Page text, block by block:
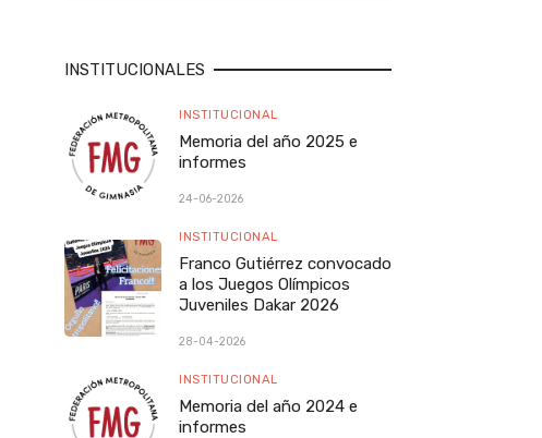
INSTITUCIONALES
INSTITUCIONAL
Memoria del año 2025 e
informes
24-06-2026
INSTITUCIONAL
Franco Gutiérrez convocado
a los Juegos Olímpicos
Juveniles Dakar 2026
28-04-2026
INSTITUCIONAL
Memoria del año 2024 e
informes